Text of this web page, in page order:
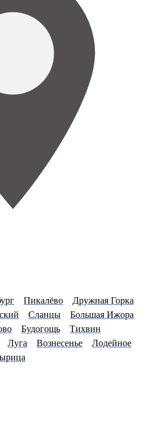
Пикалёво
Дружная Горка
Сланцы
Большая Ижора
Будогощь
Тихвин
Луга Вознесенье
Лодейное